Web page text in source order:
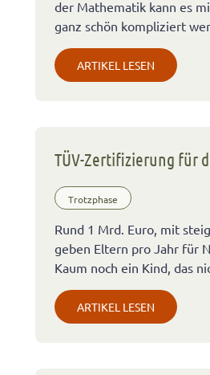
der Mathematik kann es
ganz schön kompliziert
ARTIKEL LESEN
TÜV-Zertifizierung für
Trotzphase
Rund 1 Mrd. Euro, mit
geben Eltern pro Jahr für
Kaum noch ein Kind, das
ARTIKEL LESEN